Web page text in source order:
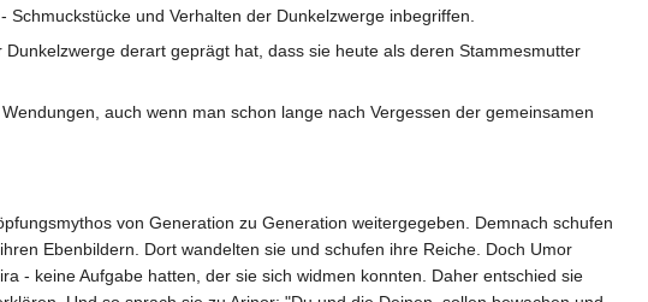
und Verhalten der Dunkelzwerge inbegriffen.
derart geprägt hat, dass sie heute als deren Stammesmutter
auch wenn man schon lange nach Vergessen der gemeinsamen
von Generation zu Generation weitergegeben. Demnach schufen
Ebenbildern. Dort wandelten sie und schufen ihre Reiche. Doch Umor
- keine Aufgabe hatten, der sie sich widmen konnten. Daher entschied sie